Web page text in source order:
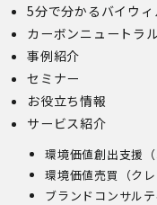
5分で分かるバイウィ
カーボンニュートラ
事例紹介
セミナー
お役立ち情報
サービス紹介
環境価値創出支援
環境価値売買（クレ
ブランドコンサル